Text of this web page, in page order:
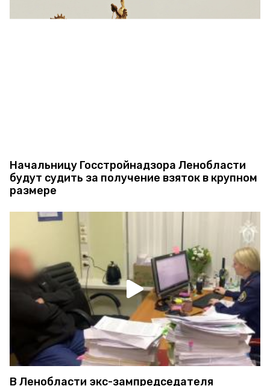
Начальницу Госстройнадзора Ленобласти
будут судить за получение взяток в крупном
размере
В Ленобласти экс-зампредседателя